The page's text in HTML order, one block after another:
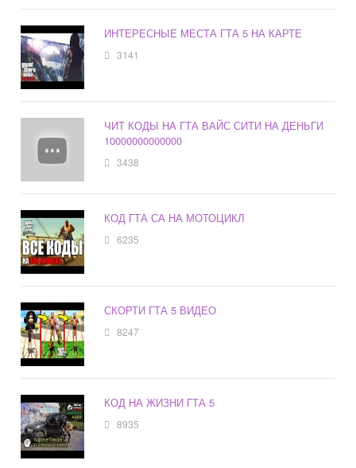
ИНТЕРЕСНЫЕ МЕСТА ГТА 5 НА КАРТЕ
3141
ЧИТ КОДЫ НА ГТА ВАЙС СИТИ НА ДЕНЬГИ
10000000000000
3438
КОД ГТА СА НА МОТОЦИКЛ
6235
СКОРТИ ГТА 5 ВИДЕО
8247
КОД НА ЖИЗНИ ГТА 5
8935